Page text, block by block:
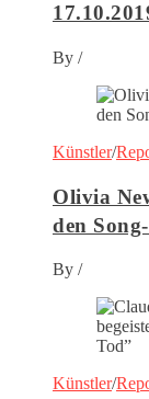
By /
Künstler/
Olivia
den
By /
Künstler/